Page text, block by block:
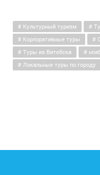
Культурный туризм
Корпоративные туры
Туры из Витебска
Локальные туры по городу